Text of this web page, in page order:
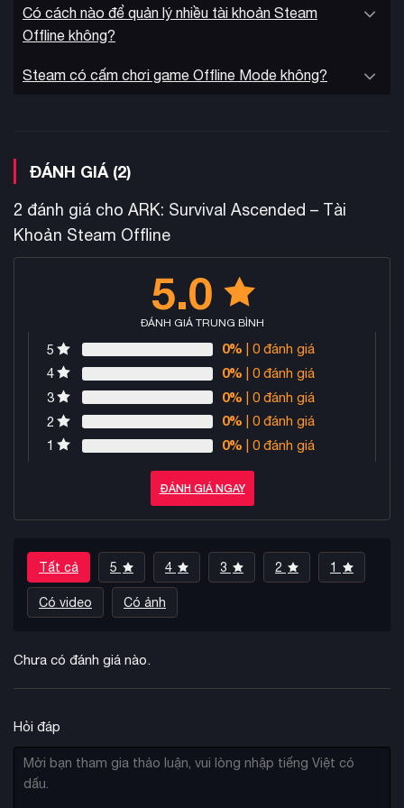
Có cách nào để quản lý nhiều tài khoản Steam
Offline không?
Steam có cấm chơi game Offline Mode không?
ĐÁNH GIÁ (2)
2 đánh giá cho ARK: Survival Ascended – Tài
Khoản Steam Offline
5.0
ĐÁNH GIÁ TRUNG BÌNH
5 0% | 0 đánh giá
4
0% | 0 đánh giá
3
0% | 0 đánh giá
2
0% | 0 đánh giá
1
0% | 0 đánh giá
ĐÁNH GIÁ NGAY
Tất cả 5 4 3 2 1
Có video Có ảnh
Chưa có đánh giá nào.
Hỏi đáp